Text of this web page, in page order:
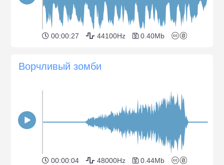
00:00:27 44100Hz 0.40Mb
Ворчливый зомби
00:00:04 48000Hz 0.44Mb